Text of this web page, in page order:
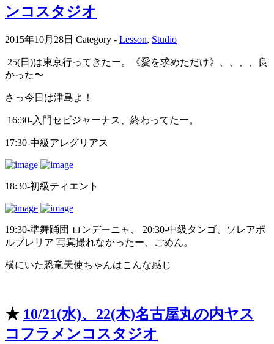
ンコスタジオ
2015年10月28日 Category - Lesson, Studio
25(日)は東京行ってきたー。《愛を求めただけ》、、、、良
かった〜
さっ今日は津島よ！
16:30-入門セビジャーナス、終わってたー。
17:30-中級アレグリアス
18:30-初級ティエント
19:30-準舞踊団 ロンデーニャ、 20:30-中級タンゴ、ソレアポ
ルブレリア 写真撮れなかったー、ごめん。
横にいた恐竜天使ちゃんはこんな感じ
★ 10/21(水)、22(木)名古屋丸の内ヤス
コフラメンコスタジオ